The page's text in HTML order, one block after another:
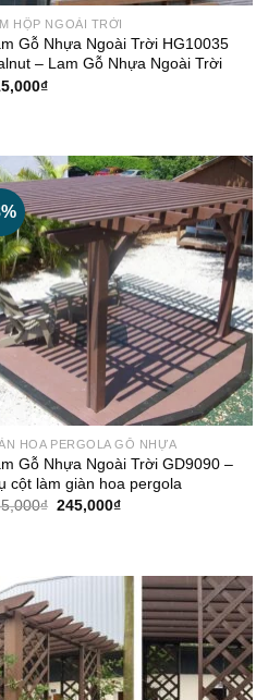
HỘP NGOÀI TRỜI
Gỗ Nhựa Ngoài Trời HG10035
– Lam Gỗ Nhựa Ngoài Trời
₫
HOA PERGOLA GỖ NHỰA
Gỗ Nhựa Ngoài Trời GD9090 –
cột làm giàn hoa pergola
₫ Giá
245,000₫Giá